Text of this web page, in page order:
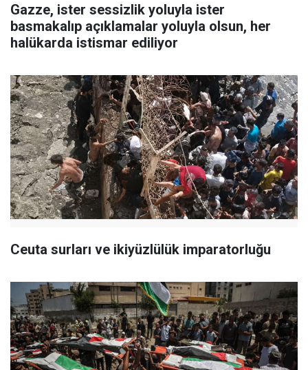
Gazze, ister sessizlik yoluyla ister
basmakalıp açıklamalar yoluyla olsun, her
halükarda istismar ediliyor
Ceuta surları ve ikiyüzlülük imparatorluğu